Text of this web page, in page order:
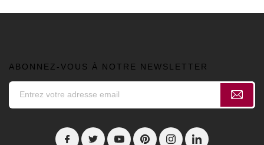
ABONNEZ-VOUS À NOTRE NEWSLETTER